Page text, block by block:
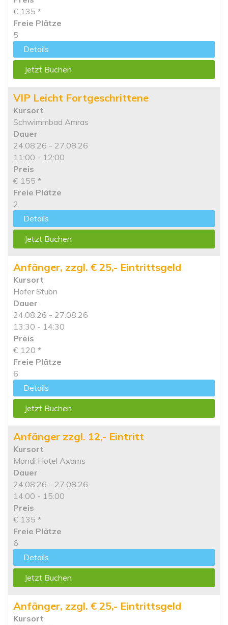
€ 135 *
Freie Plätze
5
Details
Jetzt Buchen
VIP Leicht Fortgeschrittene
Kursort
Schwimmbad Amras
Dauer
24.08.26 - 27.08.26
11:00 - 12:00
Preis
€ 155 *
Freie Plätze
2
Details
Jetzt Buchen
Anfänger, zzgl. € 25,- Eintrittsgeld
Kursort
Hofer Stubn
Dauer
24.08.26 - 27.08.26
13:30 - 14:30
Preis
€ 120 *
Freie Plätze
6
Details
Jetzt Buchen
Anfänger zzgl. 12,- Eintritt
Kursort
Mondi Hotel Axams
Dauer
24.08.26 - 27.08.26
14:00 - 15:00
Preis
€ 135 *
Freie Plätze
6
Details
Jetzt Buchen
Anfänger, zzgl. € 25,- Eintrittsgeld
Kursort